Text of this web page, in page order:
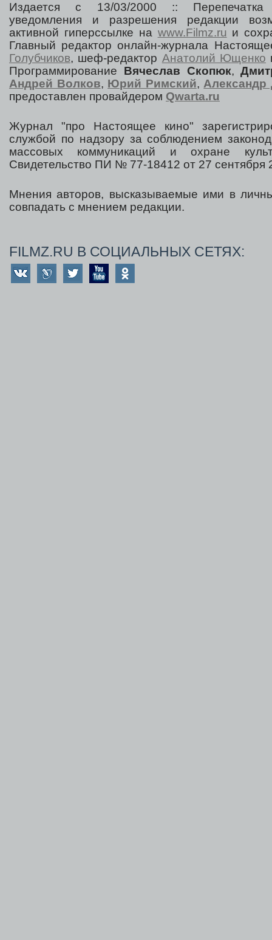
Издается с 13/03/2000 :: Перепечатка
уведомления и разрешения редакции
активной гиперссылке на www.Filmz.ru и
Главный редактор онлайн-журнала
Голубчиков, шеф-редактор Анатолий Ющенко
Программирование Вячеслав Скопюк,
Андрей Волков, Юрий Римский,Александр
предоставлен провайдером Qwarta.ru
Журнал "про Настоящее кино"
службой по надзору за соблюдением
массовых коммуникаций и охране
Свидетельство ПИ № 77-18412 от 27 сентября
Мнения авторов, высказываемые ими в
совпадать с мнением редакции.
FILMZ.RU В СОЦИАЛЬНЫХ СЕТЯХ: